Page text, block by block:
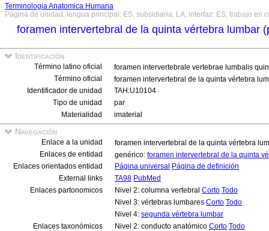
Terminologia Anatomica Humana
Página de unidad, lengua principal: ES, subsidiaria: LA, interfaz: ES, trabajo en
foramen intervertebral de la quinta vértebra lumbar
Identificación
Término latino oficial
foramen intervertebrale vertebrae lumbalis
Término oficial
foramen intervertebral de la quinta vértebra
Identificador de unidad
TAH:U10104
Tipo de unidad
par
Materialidad
imaterial
Navegación
Enlace a la unidad
foramen intervertebral de la quinta vértebra
Enlaces de entidad
genérico: foramen intervertebral de la quinta
Enlaces orientados entidad
Página universal Página de definición
External links
TA98 PubMed
Enlaces partonomicos
Nivel 2: columna vertebral Corto Todo
Nivel 3: vértebras lumbares Corto Todo
Nivel 4: segunda vértebra lumbar
Enlaces taxonómicos
Nivel 2: conducto anatómico Corto Todo